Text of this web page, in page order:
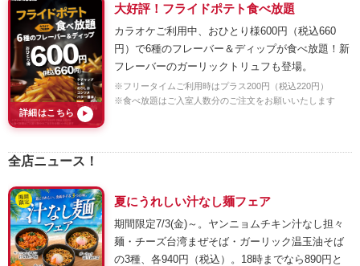
詳細はこちら ▶
大好評！フライドポテト食べ放題
カラオケご利用中、おひとり様600円（税込660
円）で6種のフレーバー＆ディップが食べ放題！新
フレーバーのガーリックトリュフも登場。
※フリータイムご利用時はプラス200円（税込220円）
※食べ放題はご入室人数分のご注文をお願いいたします
全店ニュース！
夏にうれしい汁なし麺フェア
期間限定7/3(金)～。ヤンニョムチキン汁なし担々
麺・チーズ台湾まぜそば・ガーリック温玉油そば
の3種、各940円（税込）。18時までなら890円と